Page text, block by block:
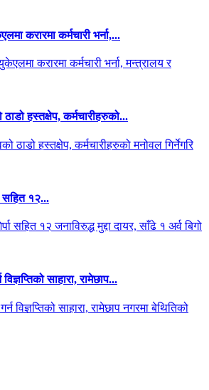
करारमा कर्मचारी भर्ना,...
हस्तक्षेप, कर्मचारीहरुको...
सहित १२...
साहारा, रामेछाप...